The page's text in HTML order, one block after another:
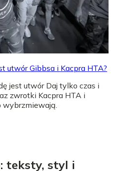
utwór Gibbsa i Kacpra HTA?
jest utwór Daj tylko czas i
zwrotki Kacpra HTA i
wybrzmiewają.
teksty, styl i